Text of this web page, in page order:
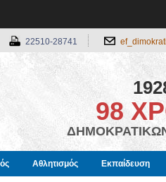
22510-28741
98
Αθλητισμός Εκπαίδευση